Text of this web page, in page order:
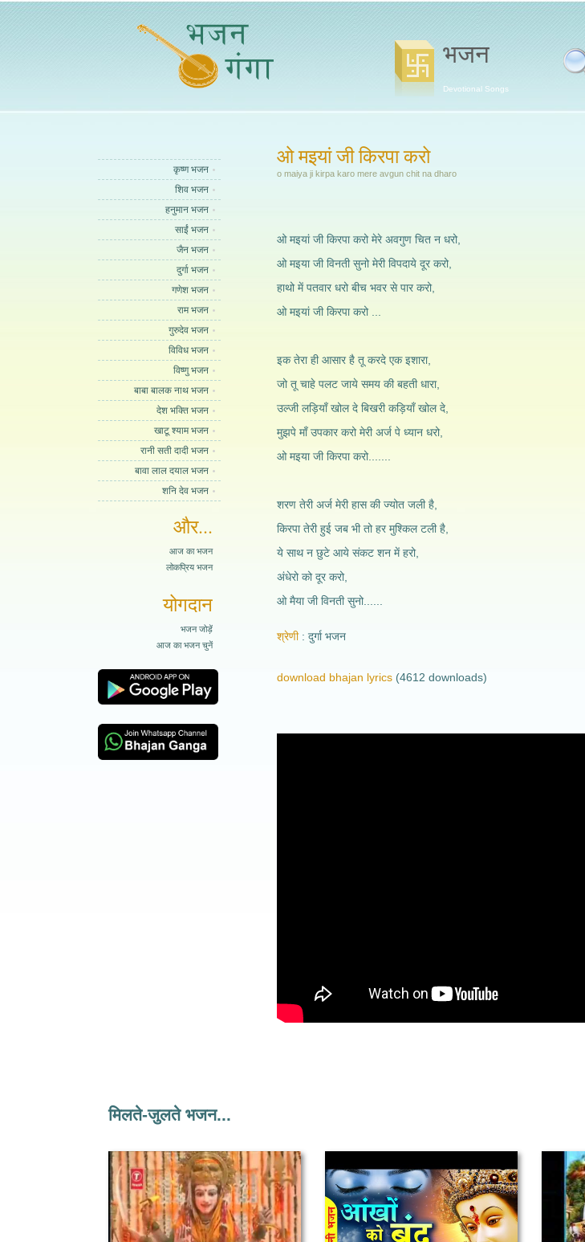
भजन
Devotional Songs
कृष्ण भजन
शिव भजन
हनुमान भजन
साईं भजन
जैन भजन
दुर्गा भजन
गणेश भजन
राम भजन
गुरुदेव भजन
विविध भजन
विष्णु भजन
बाबा बालक नाथ भजन
देश भक्ति भजन
खाटू श्याम भजन
रानी सती दादी भजन
बावा लाल दयाल भजन
शनि देव भजन
और...
आज का भजन
लोकप्रिय भजन
योगदान
भजन जोड़ें
आज का भजन चुनें
ओ मइयां जी किरपा करो
o maiya ji kirpa karo mere avgun chit na dharo
ओ मइयां जी किरपा करो मेरे अवगुण चित न धरो,
ओ मइया जी विनती सुनो मेरी विपदाये दूर करो,
हाथो में पतवार धरो बीच भवर से पार करो,
ओ मइयां जी किरपा करो ...
इक तेरा ही आसार है तू करदे एक इशारा,
जो तू चाहे पलट जाये समय की बहती धारा,
उल्जी लड़ियाँ खोल दे बिखरी कड़ियाँ खोल दे,
मुझपे माँ उपकार करो मेरी अर्ज पे ध्यान धरो,
ओ मइया जी किरपा करो.......
शरण तेरी अर्ज मेरी हास की ज्योत जली है,
किरपा तेरी हुई जब भी तो हर मुश्किल टली है,
ये साथ न छुटे आये संकट शन में हरो,
अंधेरो को दूर करो,
ओ मैया जी विनती सुनो......
श्रेणी दुर्गा भजन
download bhajan lyrics (4612 downloads)
मिलते-जुलते भजन...